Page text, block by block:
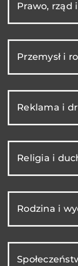
Prawo, rząd
Przemysł i
Reklama i
Religia i
Rodzina i